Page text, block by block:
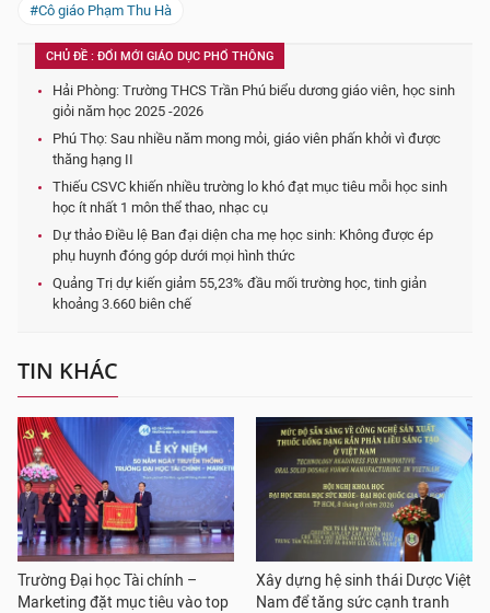
#Cô giáo Phạm Thu Hà
CHỦ ĐỀ : ĐỔI MỚI GIÁO DỤC PHỔ THÔNG
Hải Phòng: Trường THCS Trần Phú biểu dương giáo viên, học sinh
giỏi năm học 2025 -2026
Phú Thọ: Sau nhiều năm mong mỏi, giáo viên phấn khởi vì được
thăng hạng II
Thiếu CSVC khiến nhiều trường lo khó đạt mục tiêu mỗi học sinh
học ít nhất 1 môn thể thao, nhạc cụ
Dự thảo Điều lệ Ban đại diện cha mẹ học sinh: Không được ép
phụ huynh đóng góp dưới mọi hình thức
Quảng Trị dự kiến giảm 55,23% đầu mối trường học, tinh giản
khoảng 3.660 biên chế
TIN KHÁC
Trường Đại học Tài chính –
Marketing đặt mục tiêu vào top
Xây dựng hệ sinh thái Dược Việt
Nam để tăng sức cạnh tranh